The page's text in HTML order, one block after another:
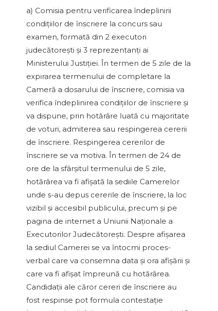
a) Comisia pentru verificarea îndeplinirii
condiţiilor de înscriere la concurs sau
examen, formată din 2 executori
judecătoreşti şi 3 reprezentanţi ai
Ministerului Justiţiei. În termen de 5 zile de la
expirarea termenului de completare la
Cameră a dosarului de înscriere, comisia va
verifica îndeplinirea condiţiilor de înscriere şi
va dispune, prin hotărâre luată cu majoritate
de voturi, admiterea sau respingerea cererii
de înscriere. Respingerea cererilor de
înscriere se va motiva. În termen de 24 de
ore de la sfârşitul termenului de 5 zile,
hotărârea va fi afişată la sediile Camerelor
unde s-au depus cererile de înscriere, la loc
vizibil şi accesibil publicului, precum şi pe
pagina de internet a Uniunii Naţionale a
Executorilor Judecătoreşti. Despre afişarea
la sediul Camerei se va întocmi proces-
verbal care va consemna data şi ora afişării şi
care va fi afişat împreună cu hotărârea.
Candidaţii ale căror cereri de înscriere au
fost respinse pot formula contestaţie